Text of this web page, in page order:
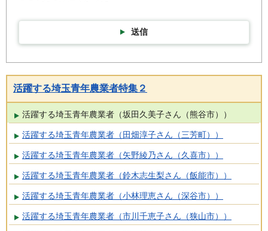
送信
活躍する埼玉青年農業者特集２
活躍する埼玉青年農業者（坂田久美子さん（熊谷市））
活躍する埼玉青年農業者（田畑淳子さん（三芳町））
活躍する埼玉青年農業者（矢野綾乃さん（久喜市））
活躍する埼玉青年農業者（鈴木志生梨さん（飯能市））
活躍する埼玉青年農業者（小林理恵さん（深谷市））
活躍する埼玉青年農業者（市川千恵子さん（狭山市））